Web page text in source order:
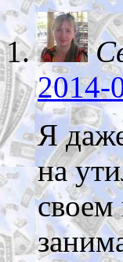
2014-
Я
на
своем